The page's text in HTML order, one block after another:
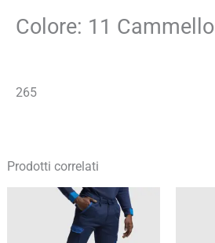
Colore: 11 Cammello
265
Prodotti correlati
Fascia
di
prezzo:
da